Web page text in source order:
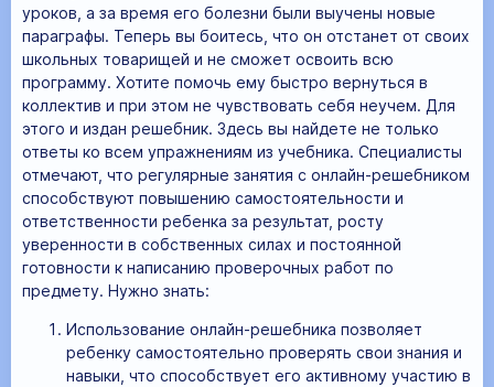
уроков, а за время его болезни были выучены новые
параграфы. Теперь вы боитесь, что он отстанет от своих
школьных товарищей и не сможет освоить всю
программу. Хотите помочь ему быстро вернуться в
коллектив и при этом не чувствовать себя неучем. Для
этого и издан решебник. Здесь вы найдете не только
ответы ко всем упражнениям из учебника. Специалисты
отмечают, что регулярные занятия с онлайн-решебником
способствуют повышению самостоятельности и
ответственности ребенка за результат, росту
уверенности в собственных силах и постоянной
готовности к написанию проверочных работ по
предмету. Нужно знать:
Использование онлайн-решебника позволяет
ребенку самостоятельно проверять свои знания и
навыки, что способствует его активному участию в